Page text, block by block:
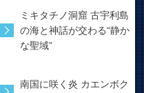
ミキタチノ洞窟 古宇利島
の海と神話が交わる“静か
な聖域”
南国に咲く炎 カエンボク